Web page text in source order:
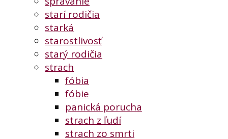
starí rodičia
starká
starostlivosť
starý rodičia
strach
fóbia
fóbie
panická porucha
strach z ľudí
strach zo smrti